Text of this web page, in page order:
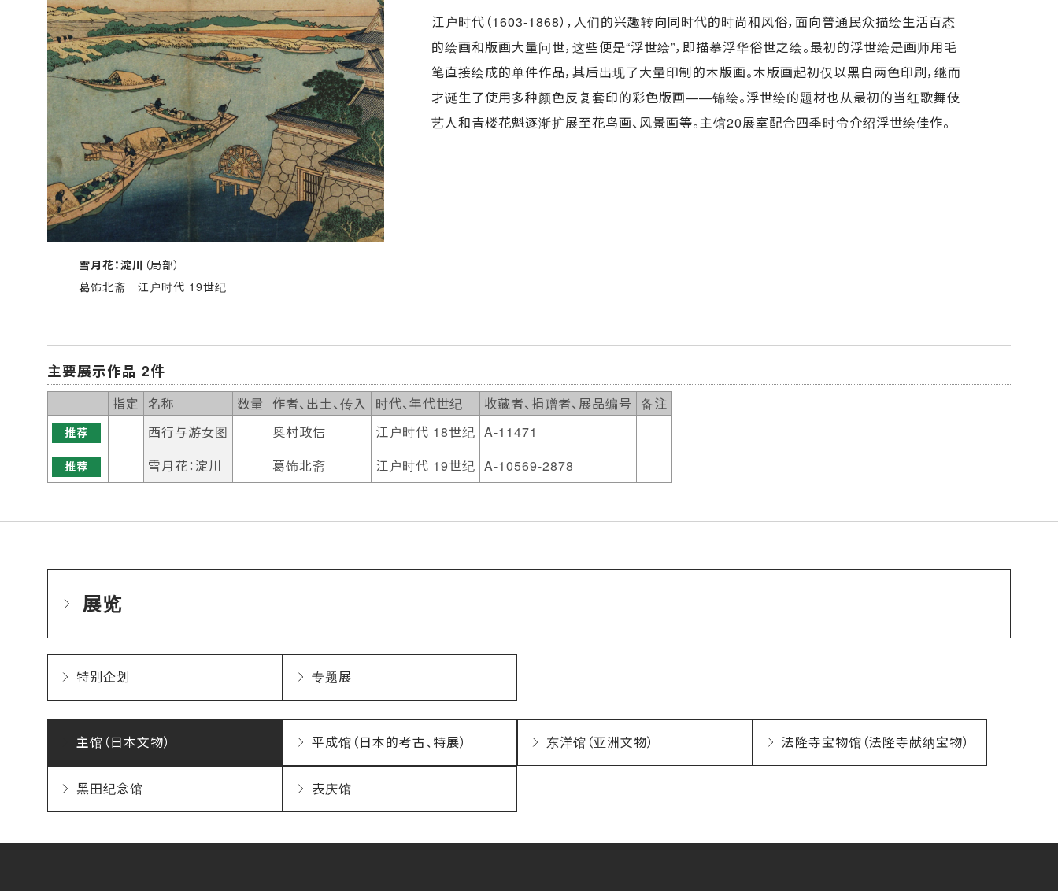
雪月花：淀川 （局部）
葛饰北斋 江户时代 19世纪
江户时代（1603-1868），人们的兴趣转向同时代的时尚和风俗，面向普通民众描绘生活百态
的绘画和版画大量问世，这些便是“浮世绘”，即描摹浮华俗世之绘。最初的浮世绘是画师用毛
笔直接绘成的单件作品，其后出现了大量印制的木版画。木版画起初仅以黑白两色印刷，继而
才诞生了使用多种颜色反复套印的彩色版画——锦绘。浮世绘的题材也从最初的当红歌舞伎
艺人和青楼花魁逐渐扩展至花鸟画、风景画等。主馆20展室配合四季时令介绍浮世绘佳作。
主要展示作品 2件
指定 名称 数量 作者、出土、传入 时代、年代世纪 收藏者、捐赠者、展品编号 备注
推荐 西行与游女图 奥村政信 江户时代 18世纪 A-11471
推荐 雪月花：淀川 葛饰北斋 江户时代 19世纪 A-10569-2878
展览
特别企划 专题展
主馆（日本文物） 平成馆（日本的考古、特展） 东洋馆（亚洲文物） 法隆寺宝物馆（法隆寺献纳宝物）
黑田纪念馆 表庆馆